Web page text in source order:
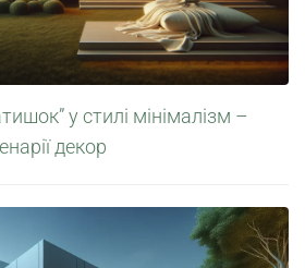
у стилі мінімалізм –
декор